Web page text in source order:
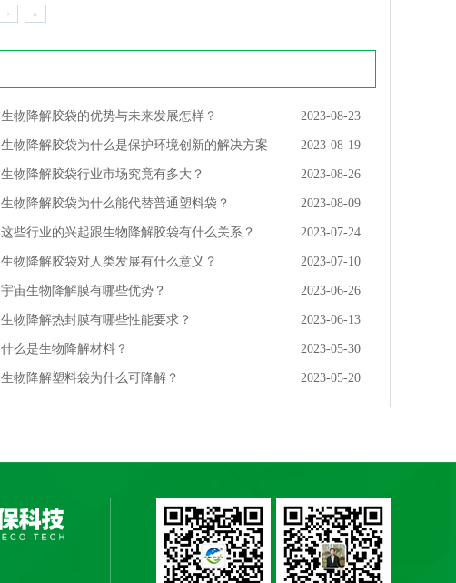
› »
2023-08-23
生物降解胶袋的优势与未来发展怎样？
2023-08-19
生物降解胶袋为什么是保护环境创新的解决方案
2023-08-26
生物降解胶袋行业市场究竟有多大？
2023-08-09
生物降解胶袋为什么能代替普通塑料袋？
2023-07-24
这些行业的兴起跟生物降解胶袋有什么关系？
2023-07-10
生物降解胶袋对人类发展有什么意义？
2023-06-26
宇宙生物降解膜有哪些优势？
2023-06-13
生物降解热封膜有哪些性能要求？
2023-05-30
什么是生物降解材料？
2023-05-20
生物降解塑料袋为什么可降解？